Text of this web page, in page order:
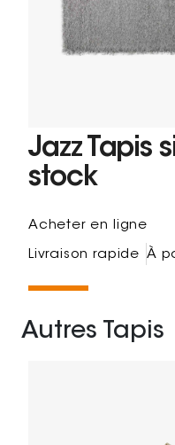
Jazz Tapis
stock
Acheter en ligne
Livraison rapide À
Autres Tapis